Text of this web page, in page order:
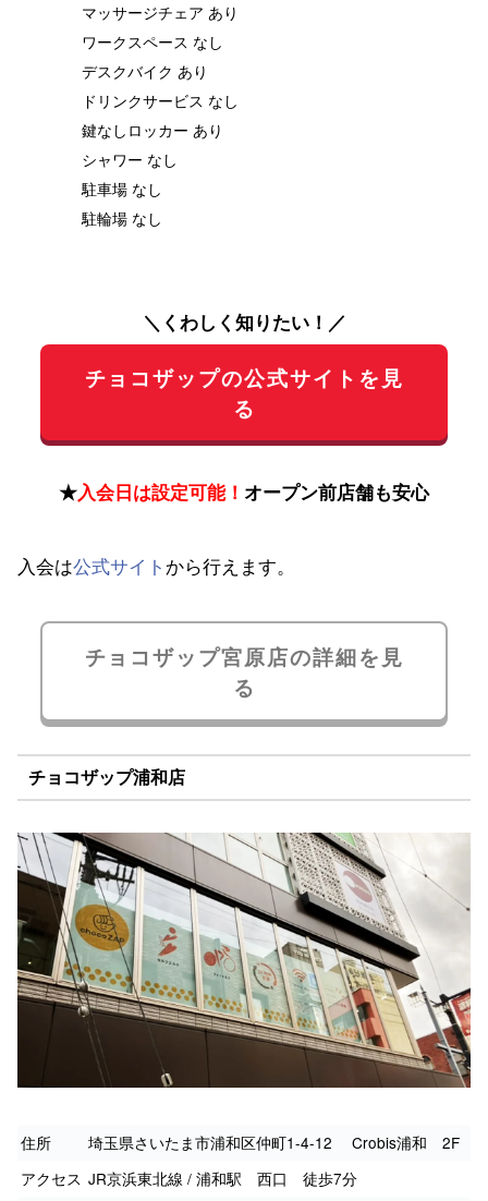
マッサージチェア あり
ワークスペース なし
デスクバイク あり
ドリンクサービス なし
鍵なしロッカー あり
シャワー なし
駐車場 なし
駐輪場 なし
＼くわしく知りたい！／
チョコザップの公式サイトを見
る
★入会日は設定可能！ オープン前店舗も安心
入会は公式サイト から行えます。
チョコザップ宮原店の詳細を見
る
チョコザップ浦和店
住所
埼玉県さいたま市浦和区仲町1-4-12 Crobis浦和 2F
アクセス JR京浜東北線 / 浦和駅 西口 徒歩7分